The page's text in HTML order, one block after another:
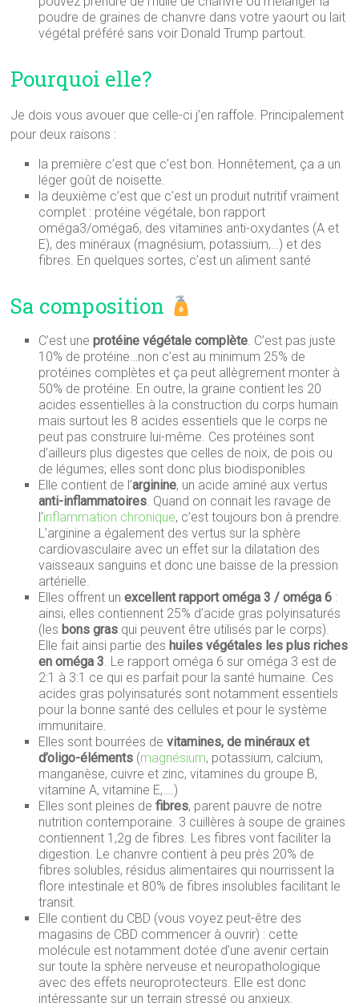
poudre de graines de chanvre dans votre yaourt ou lait
végétal préféré sans voir Donald Trump partout.
Pourquoi elle?
Je dois vous avouer que celle-ci j’en raffole. Principalement
pour deux raisons :
la première c’est que c’est bon. Honnêtement, ça a un
léger goût de noisette.
la deuxième c’est que c’est un produit nutritif vraiment
complet : protéine végétale, bon rapport
oméga3/oméga6, des vitamines anti-oxydantes (A et
E), des minéraux (magnésium, potassium,…) et des
fibres. En quelques sortes, c’est un aliment santé
Sa composition
C’est uneprotéine végétale complète. C’est pas juste
10% de protéine…non c’est au minimum 25% de
protéines complètes et ça peut allègrement monter à
50% de protéine. En outre, la graine contient les 20
acides essentielles à la construction du corps humain
mais surtout les 8 acides essentiels que le corps ne
peut pas construire lui-même. Ces protéines sont
d’ailleurs plus digestes que celles de noix, de pois ou
de légumes; elles sont donc plus biodisponibles
Elle contient de l’arginine, un acide aminé aux vertus
anti-inflammatoires. Quand on connait les ravage de
l’inflammation chronique, c’est toujours bon à prendre.
L’arginine a également des vertus sur la sphère
cardiovasculaire avec un effet sur la dilatation des
vaisseaux sanguins et donc une baisse de la pression
artérielle.
Elles offrent unexcellent rapport oméga 3 / oméga 6 :
ainsi, elles contiennent 25% d’acide gras polyinsaturés
(les bons gras qui peuvent être utilisés par le corps).
Elle fait ainsi partie des huiles végétales les plus riches
en oméga 3. Le rapport oméga 6 sur oméga 3 est de
2:1 à 3:1 ce qui es parfait pour la santé humaine. Ces
acides gras polyinsaturés sont notamment essentiels
pour la bonne santé des cellules et pour le système
immunitaire.
Elles sont bourrées devitamines, de minéraux et
d’oligo-éléments (magnésium, potassium, calcium,
manganèse, cuivre et zinc, vitamines du groupe B,
vitamine A, vitamine E,….)
Elles sont pleines defibres, parent pauvre de notre
nutrition contemporaine. 3 cuillères à soupe de graines
contiennent 1,2g de fibres. Les fibres vont faciliter la
digestion. Le chanvre contient à peu près 20% de
fibres solubles, résidus alimentaires qui nourrissent la
flore intestinale et 80% de fibres insolubles facilitant le
transit.
Elle contient du CBD (vous voyez peut-être des
magasins de CBD commencer à ouvrir) : cette
molécule est notamment dotée d’une avenir certain
sur toute la sphère nerveuse et neuropathologique
avec des effets neuroprotecteurs. Elle est donc
intéressante sur un terrain stressé ou anxieux.